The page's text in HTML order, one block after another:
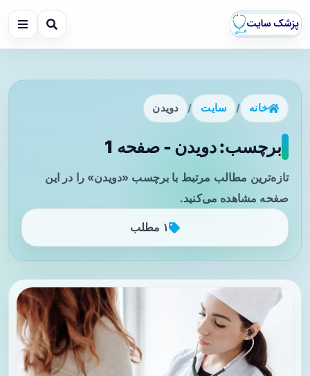
خانه / سایت / دویدن
برچسب: دویدن - صفحه 1
تازه‌ترین مطالب مرتبط با برچسب «دویدن» را در این
صفحه مشاهده می‌کنید.
۱ مطلب